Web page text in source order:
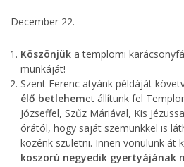
December 22.
Köszönjük a templomi
munkáját!
Szent Ferenc atyánk példáját
élő betlehemet állítunk fel
Józseffel, Szűz Máriával, Kis
órától, hogy saját szemünkkel is
közénk születni. Innen vonulunk át
koszorú negyedik gyertyájának